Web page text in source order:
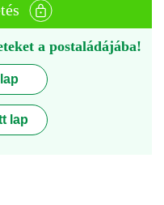
a postaládájába!
lap